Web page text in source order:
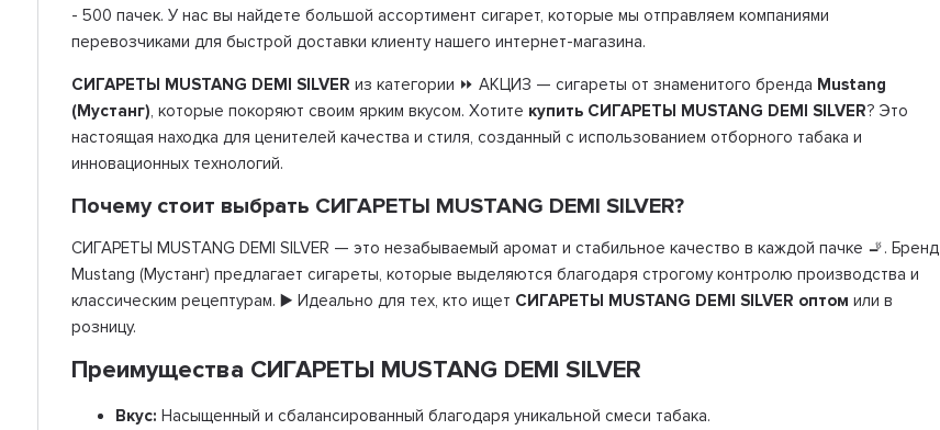
- 500 пачек. У нас вы найдете большой ассортимент сигарет, которые мы отправляем компаниями
перевозчиками для быстрой доставки клиенту нашего интернет-магазина.
СИГАРЕТЫ MUSTANG DEMI SILVER из категории ⏩ АКЦИЗ — сигареты от знаменитого бренда Mustang
(Мустанг), которые покоряют своим ярким вкусом. Хотите купить СИГАРЕТЫ MUSTANG DEMI SILVER? Это
настоящая находка для ценителей качества и стиля, созданный с использованием отборного табака и
инновационных технологий.
Почему стоит выбрать СИГАРЕТЫ MUSTANG DEMI SILVER?
СИГАРЕТЫ MUSTANG DEMI SILVER — это незабываемый аромат и стабильное качество в каждой пачке 🚬. Бренд
Mustang (Мустанг) предлагает сигареты, которые выделяются благодаря строгому контролю производства и
классическим рецептурам. ▶️ Идеально для тех, кто ищет СИГАРЕТЫ MUSTANG DEMI SILVER оптом или в
розницу.
Преимущества СИГАРЕТЫ MUSTANG DEMI SILVER
Вкус: Насыщенный и сбалансированный благодаря уникальной смеси табака.